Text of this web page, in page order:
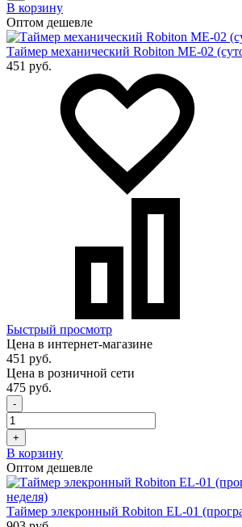
В корзину
Оптом дешевле
Таймер механический Robiton ME-02
451 руб.
Быстрый просмотр
Цена в интернет-магазине
451 руб.
Цена в розничной сети
475 руб.
-
+
В корзину
Оптом дешевле
Таймер элекронный Robiton EL-01